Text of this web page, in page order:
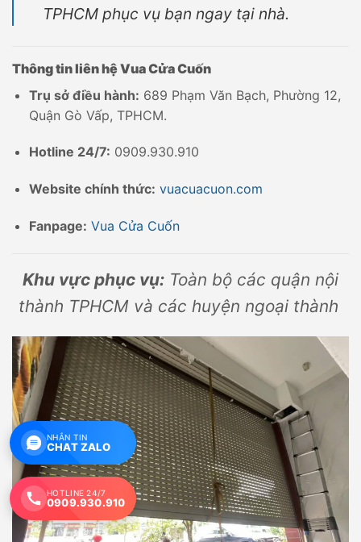
TPHCM phục vụ bạn ngay tại nhà.
Thông tin liên hệ Vua Cửa Cuốn
Trụ sở điều hành: 689 Phạm Văn Bạch, Phường 12,
Quận Gò Vấp, TPHCM.
Hotline 24/7: 0909.930.910
Website chính thức: vuacuacuon.com
Fanpage: Vua Cửa Cuốn
Khu vực phục vụ: Toàn bộ các quận nội
thành TPHCM và các huyện ngoại thành
NHẮN TIN
CHAT ZALO
HOTLINE 24/7
0909.930.910